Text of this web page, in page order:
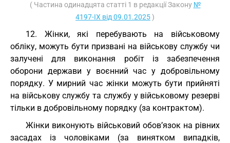
( Частина одинадцята статті 1 в редакції Закону №
4197-IX від 09.01.2025)
12. Жінки, які перебувають на військовому
обліку, можуть бути призвані на військову службу чи
залучені для виконання робіт із забезпечення
оборони держави у воєнний час у добровільному
порядку. У мирний час жінки можуть бути прийняті
на військову службу та службу у військовому резерві
тільки в добровільному порядку (за контрактом).
Жінки виконують військовий обов’язок на рівних
засадах із чоловіками (за винятком випадків,